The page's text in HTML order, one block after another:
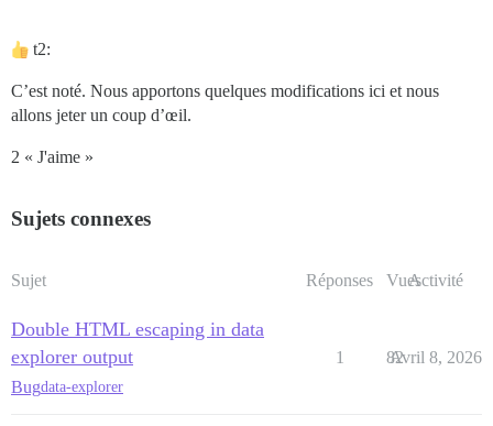
t2:
C’est noté. Nous apportons quelques modifications ici et nous
allons jeter un coup d’œil.
2 « J'aime »
Sujets connexes
Sujet Réponses VuesActivité
Double HTML escaping in data
explorer output
Bugdata-explorer
1 82
Avril 8, 2026